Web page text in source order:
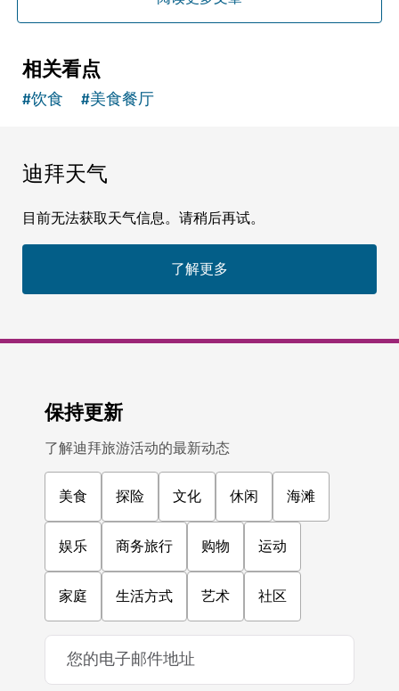
相关看点
#饮食 #美食餐厅
迪拜天气
目前无法获取天气信息。请稍后再试。
了解更多
保持更新
了解迪拜旅游活动的最新动态
美食 探险 文化 休闲 海滩
娱乐 商务旅行 购物 运动
家庭 生活方式 艺术 社区